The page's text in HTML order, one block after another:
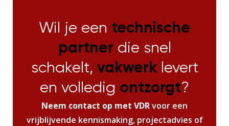
Wil je een technische
partnerdie snel
schakelt, vakwerklevert
en volledig ontzorgt?
Neem contact op met VDRvoor een
vrijblijvende kennismaking, projectadvies of